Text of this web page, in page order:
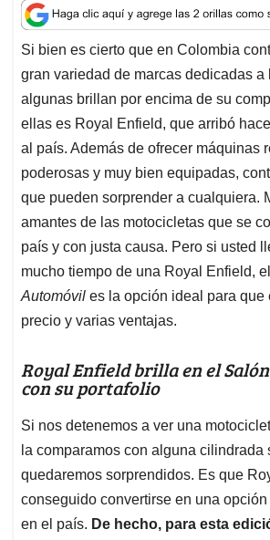
a
t
s
A
p
p
c
e
b
o
o
k
n
k
e
d
I
n
a
i
l
r
e
a
d
s
Si bien es cierto que en Colombia
gran variedad de marcas dedicadas a
algunas brillan por encima de su
ellas es Royal Enfield, que arribó
al país. Además de ofrecer máquinas
poderosas y muy bien equipadas,
que pueden sorprender a cualquiera.
amantes de las motocicletas que se
país y con justa causa. Pero si usted
mucho tiempo de una Royal Enfield, el
Automóvil es la opción ideal para que
precio y varias ventajas.
Royal Enfield brilla en el
con su portafolio
Si nos detenemos a ver una
la comparamos con alguna cilindrada
quedaremos sorprendidos. Es que
conseguido convertirse en una
en el país. De hecho, para esta